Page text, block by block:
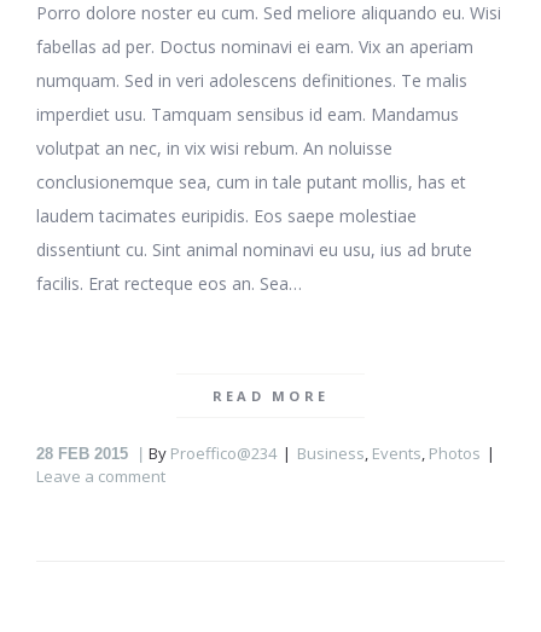
Porro dolore noster eu cum. Sed meliore aliquando eu. Wisi
fabellas ad per. Doctus nominavi ei eam. Vix an aperiam
numquam. Sed in veri adolescens definitiones. Te malis
imperdiet usu. Tamquam sensibus id eam. Mandamus
volutpat an nec, in vix wisi rebum. An noluisse
conclusionemque sea, cum in tale putant mollis, has et
laudem tacimates euripidis. Eos saepe molestiae
dissentiunt cu. Sint animal nominavi eu usu, ius ad brute
facilis. Erat recteque eos an. Sea…
READ MORE
28 FEB 2015 By Proeffico@234 Business, Events, Photos
Leave a comment